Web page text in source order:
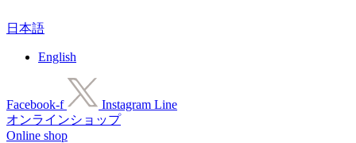
ン
ス
キ
日本語
English
Facebook-f Instagram Line
オンラインショップ
Online shop